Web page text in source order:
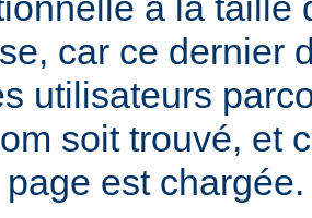
car ce dernier
utilisateurs
soit trouvé, et
est chargée.